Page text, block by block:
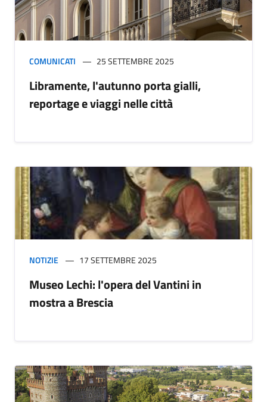
COMUNICATI 25 SETTEMBRE 2025
Libramente, l'autunno porta gialli,
reportage e viaggi nelle città
NOTIZIE 17 SETTEMBRE 2025
Museo Lechi: l'opera del Vantini in
mostra a Brescia